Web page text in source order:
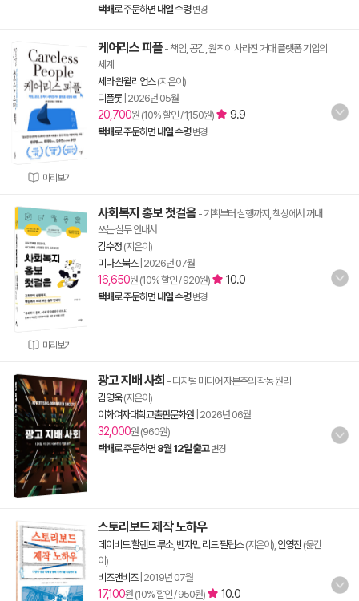
택배로 주문하면 내일수령 변경
미리보기
케어리스 피플 - 책임, 공감, 원칙이 사라진 거대 플랫폼 기업의
세계
세라 윈윌리엄스(지은이)
디플롯| 2026년 05월
20,700원 (10% 할인 / 1,150원) 9.9
택배로 주문하면 내일수령 변경
미리보기
사회복지 홍보 첫걸음 - 기획부터 실행까지, 책상에서 꺼내
쓰는 실무 안내서
김수정 (지은이)
미다스북스| 2026년 07월
16,650원 (10% 할인 / 920원) 10.0
택배로 주문하면 내일수령 변경
광고 지배 사회 - 디지털 미디어 자본주의 작동 원리
김영욱(지은이)
이화여자대학교출판문화원 2026년 06월
32,000원 (960원)
택배로 주문하면 8월 12일 출고 변경
스토리보드 제작 노하우
데이비드 할랜드 루소, 벤자민 리드 필립스(지은이), 안영진 (옮긴
이)
비즈앤비즈| 2019년 07월
17,100원 (10% 할인 / 950원)
10.0